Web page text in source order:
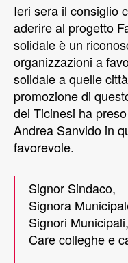
Ieri sera il consiglio
aderire al progetto
solidale è un
organizzazioni a
solidale a quelle
promozione di
dei Ticinesi ha
Andrea Sanvido in
favorevole.
Signor Sindaco,
Signora
Signori Municipali,
Care colleghe e